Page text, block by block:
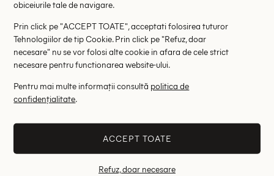
ONE SIZE ONE SIZE
obiceiurile tale de navigare.
Prin click pe "ACCEPT TOATE", acceptati folosirea tuturor
Tehnologiilor de tip Cookie. Prin click pe "Refuz, doar
necesare" nu se vor folosi alte cookie in afara de cele strict
necesare pentru functionarea website-ului.
Pentru mai multe informații consultă politica de
confidențialitate.
ACCEPT TOATE
Refuz, doar necesare